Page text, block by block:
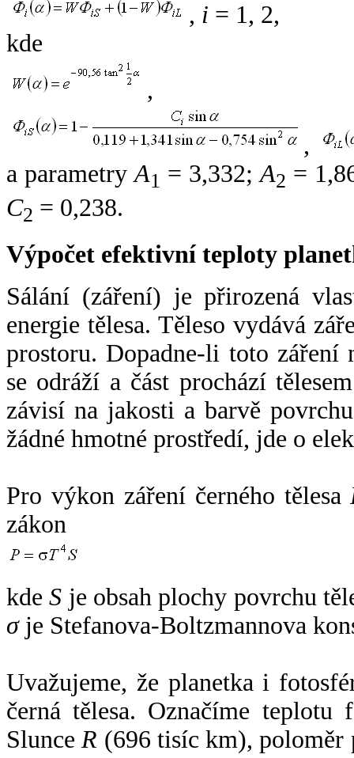
, i = 1, 2,
kde
,
,
a parametryA1 = 3,332;A2 =
C2 = 0,238.
Výpočet efektivní teploty
Sálání (záření) je přirozená
energie tělesa. Těleso vydává
prostoru. Dopadne-li toto záření
se odráží a část prochází
závisí na jakosti a barvě
žádné hmotné prostředí, jde o
Pro výkon záření černého tělesa
zákon
kdeS je obsah plochy povrchu
σje Stefanova-Boltzmannova
Uvažujeme, že planetka i
černá tělesa. Označíme
SlunceR (696 tisíc km),